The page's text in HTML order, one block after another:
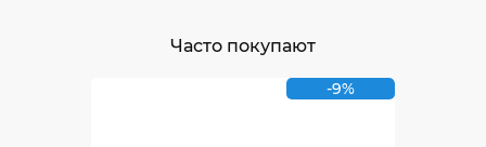
Часто покупают
-9%